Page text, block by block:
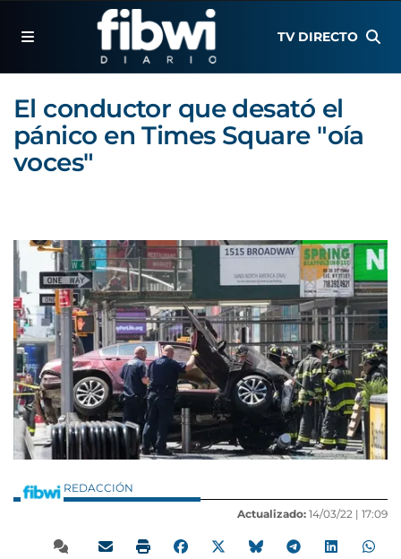
TV DIRECTO
El conductor que desató el
pánico en Times Square "oía
voces"
REDACCIÓN
Actualizado: 14/03/22 | 17:09